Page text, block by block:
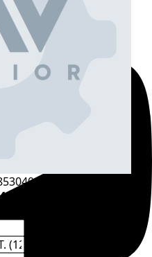
, 95570268)
068